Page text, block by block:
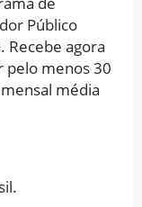
Público
Recebe agora
menos 30
média